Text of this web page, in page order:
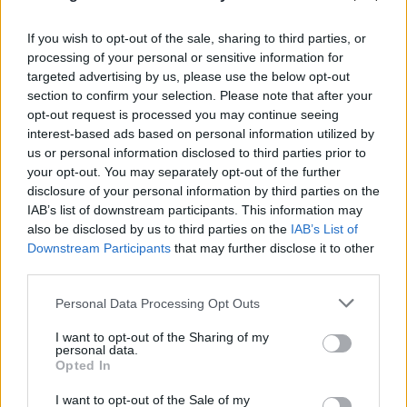
If you wish to opt-out of the sale, sharing to third parties, or
processing of your personal or sensitive information for
targeted advertising by us, please use the below opt-out
section to confirm your selection. Please note that after your
opt-out request is processed you may continue seeing
interest-based ads based on personal information utilized by
us or personal information disclosed to third parties prior to
your opt-out. You may separately opt-out of the further
disclosure of your personal information by third parties on the
IAB’s list of downstream participants. This information may
also be disclosed by us to third parties on the IAB’s List of
Downstream Participants that may further disclose it to other
Please note that this website/app uses one or more Google
not limited to your visit or usage behaviour. You may click to
grant or deny consent to Google and its third-party tags to
use your data for below specified purposes in below Google
consent section.
Personal Data Processing Opt Outs
I want to opt-out of the Sharing of my
personal data.
Opted In
I want to opt-out of the Sale of my
08.08.2026 ΠΑΝΑΓΙΏΤΗΣ ΣΠΑΝΌΣ